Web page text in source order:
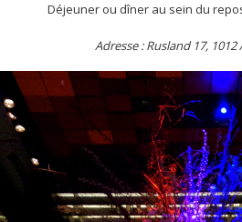
Déjeuner ou dîner au sein du
Adresse : Rusland 17,